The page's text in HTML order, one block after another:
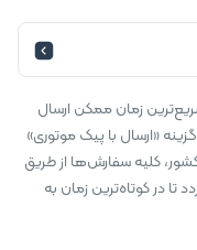
زمان ممکن ارسال
«ارسال با پیک موتوری»
کشور، کلیه سفارش‌ها از طریق
در کوتاه‌ترین زمان به